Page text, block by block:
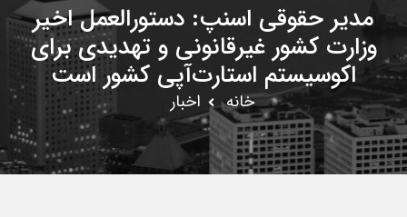
مدیر حقوقی اسنپ: دستورالعمل اخیر
وزارت کشور غیرقانونی و تهدیدی برای
اکوسیستم استارت‌آپی کشور است
خانه اخبار